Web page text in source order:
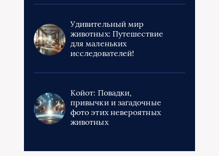
Удивительный мир
животных: Путешествие
для маленьких
исследователей!
Койот: Повадки,
привычки и загадочные
фото этих невероятных
животных